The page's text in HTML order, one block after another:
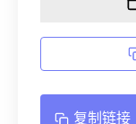
复制链接